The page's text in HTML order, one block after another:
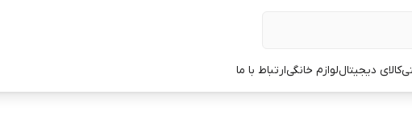
کالای دیجیتاللوازم خانگیارتباط با ما